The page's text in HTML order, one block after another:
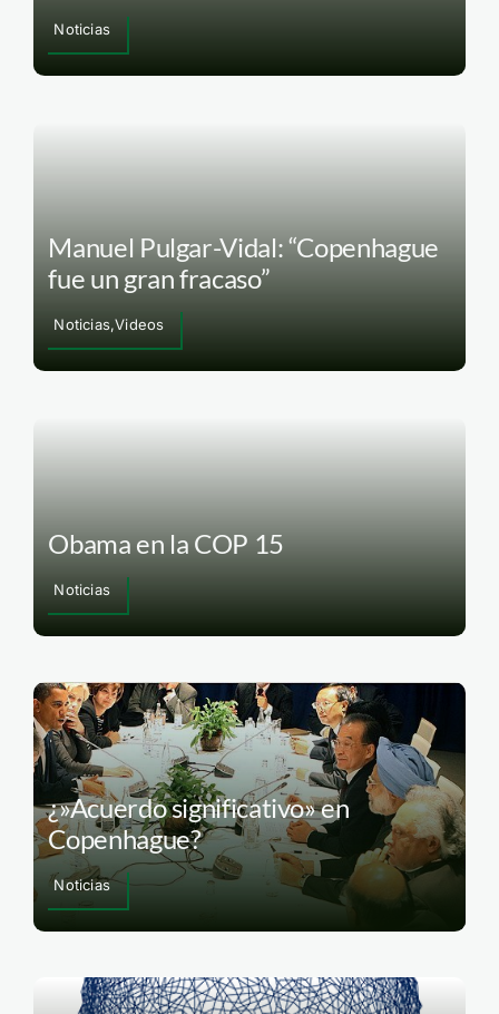
Noticias
Manuel Pulgar-Vidal: “Copenhague
fue un gran fracaso”
Noticias,Videos
Obama en la COP 15
Noticias
¿»Acuerdo significativo» en
Copenhague?
Noticias